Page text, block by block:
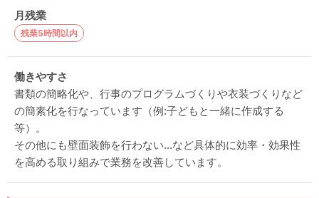
月残業
残業5時間以内
働きやすさ
書類の簡略化や、行事のプログラムづくりや衣装づくりなど
の簡素化を行なっています（例:子どもと一緒に作成する
等）。
その他にも壁面装飾を行わない…など具体的に効率・効果性
を高める取り組みで業務を改善しています。